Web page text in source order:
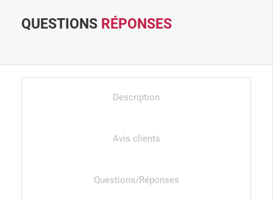
QUESTIONS RÉPONSES
Description
Avis clients
Questions/Réponses